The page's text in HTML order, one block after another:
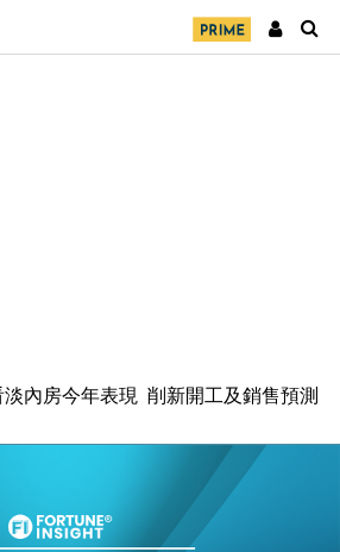
內房今年表現 削新開工及銷售預測
18 Pro成本或升4成 蘋果或犧牲毛利穩
拜下月10日合辦氣候金融會議